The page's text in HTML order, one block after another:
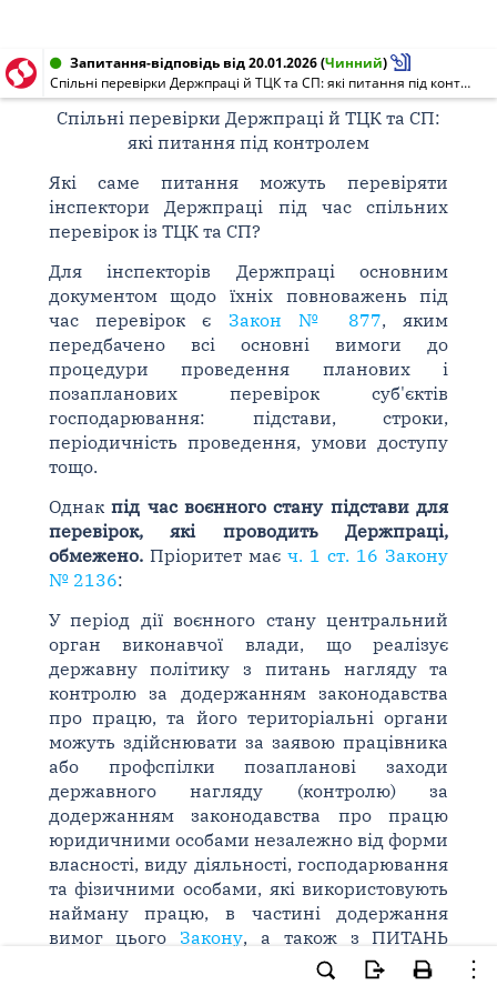
Запитання-відповідь від 20.01.2026(Чинний)
Спільні перевірки Держпраці й ТЦК та СП: які питання під контролем
Спільні перевірки Держпраці й ТЦК та СП:
які питання під контролем
Які саме питання можуть перевіряти
інспектори Держпраці під час спільних
перевірок із ТЦК та СП?
Для інспекторів Держпраці основним
документом щодо їхніх повноважень під
час перевірок є Закон № 877, яким
передбачено всі основні вимоги до
процедури проведення планових і
позапланових перевірок суб'єктів
господарювання: підстави, строки,
періодичність проведення, умови доступу
тощо.
Однакпід час воєнного стану підстави для
перевірок, які проводить Держпраці,
обмежено.Пріоритет має ч. 1 ст. 16 Закону
№ 2136:
У період дії воєнного стану центральний
орган виконавчої влади, що реалізує
державну політику з питань нагляду та
контролю за додержанням законодавства
про працю, та його територіальні органи
можуть здійснювати за заявою працівника
або профспілки позапланові заходи
державного нагляду (контролю) за
додержанням законодавства про працю
юридичними особами незалежно від форми
власності, виду діяльності, господарювання
та фізичними особами, які використовують
найману працю, в частині додержання
вимог цього Закону, а також з ПИТАНЬ
ВИЯВЛЕННЯ НЕОФОРМЛЕНИХ ТРУДОВИХ
ВІДНОСИН ТА ЗАКОННОСТІ ПРИПИНЕННЯ